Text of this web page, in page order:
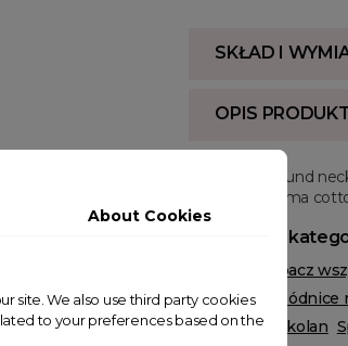
SKŁAD I
OPIS
Regular fit, round
long staple pima
Powiązane
Zobacz
Spódnice
Spódnice do kolan
About Cookies
site. We also use third party cookies
to your preferences based on the